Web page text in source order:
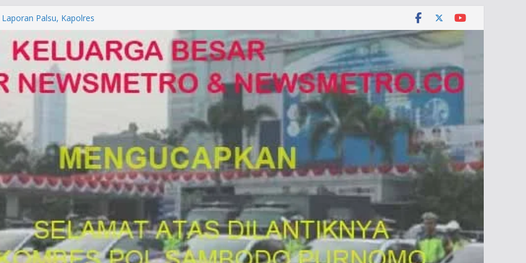
ke Mabes Polri
Palsu, Kapolres
PUNGLI SIM
Alam di Jawa Barat yang
KUHAP Baru 2026, Tegaskan
Dipidana
DENPASAR DAN
POLDA BALI DIDUGA